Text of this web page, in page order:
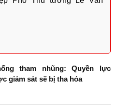
tham nhũng: Quyền lực
giám sát sẽ bị tha hóa